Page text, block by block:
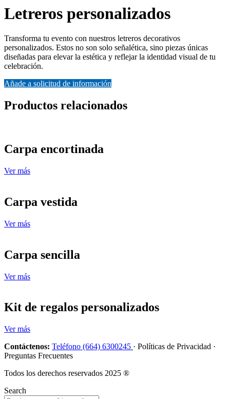
Letreros personalizados
Transforma tu evento con nuestros letreros decorativos
personalizados. Estos no son solo señalética, sino piezas únicas
diseñadas para elevar la estética y reflejar la identidad visual de tu
celebración.
Añade a solicitud de información
Productos relacionados
Carpa encortinada
Ver más
Carpa vestida
Ver más
Carpa sencilla
Ver más
Kit de regalos personalizados
Ver más
Contáctenos: Teléfono (664) 6300245 · Políticas de Privacidad ·
Preguntas Frecuentes
Todos los derechos reservados 2025 ®
Search